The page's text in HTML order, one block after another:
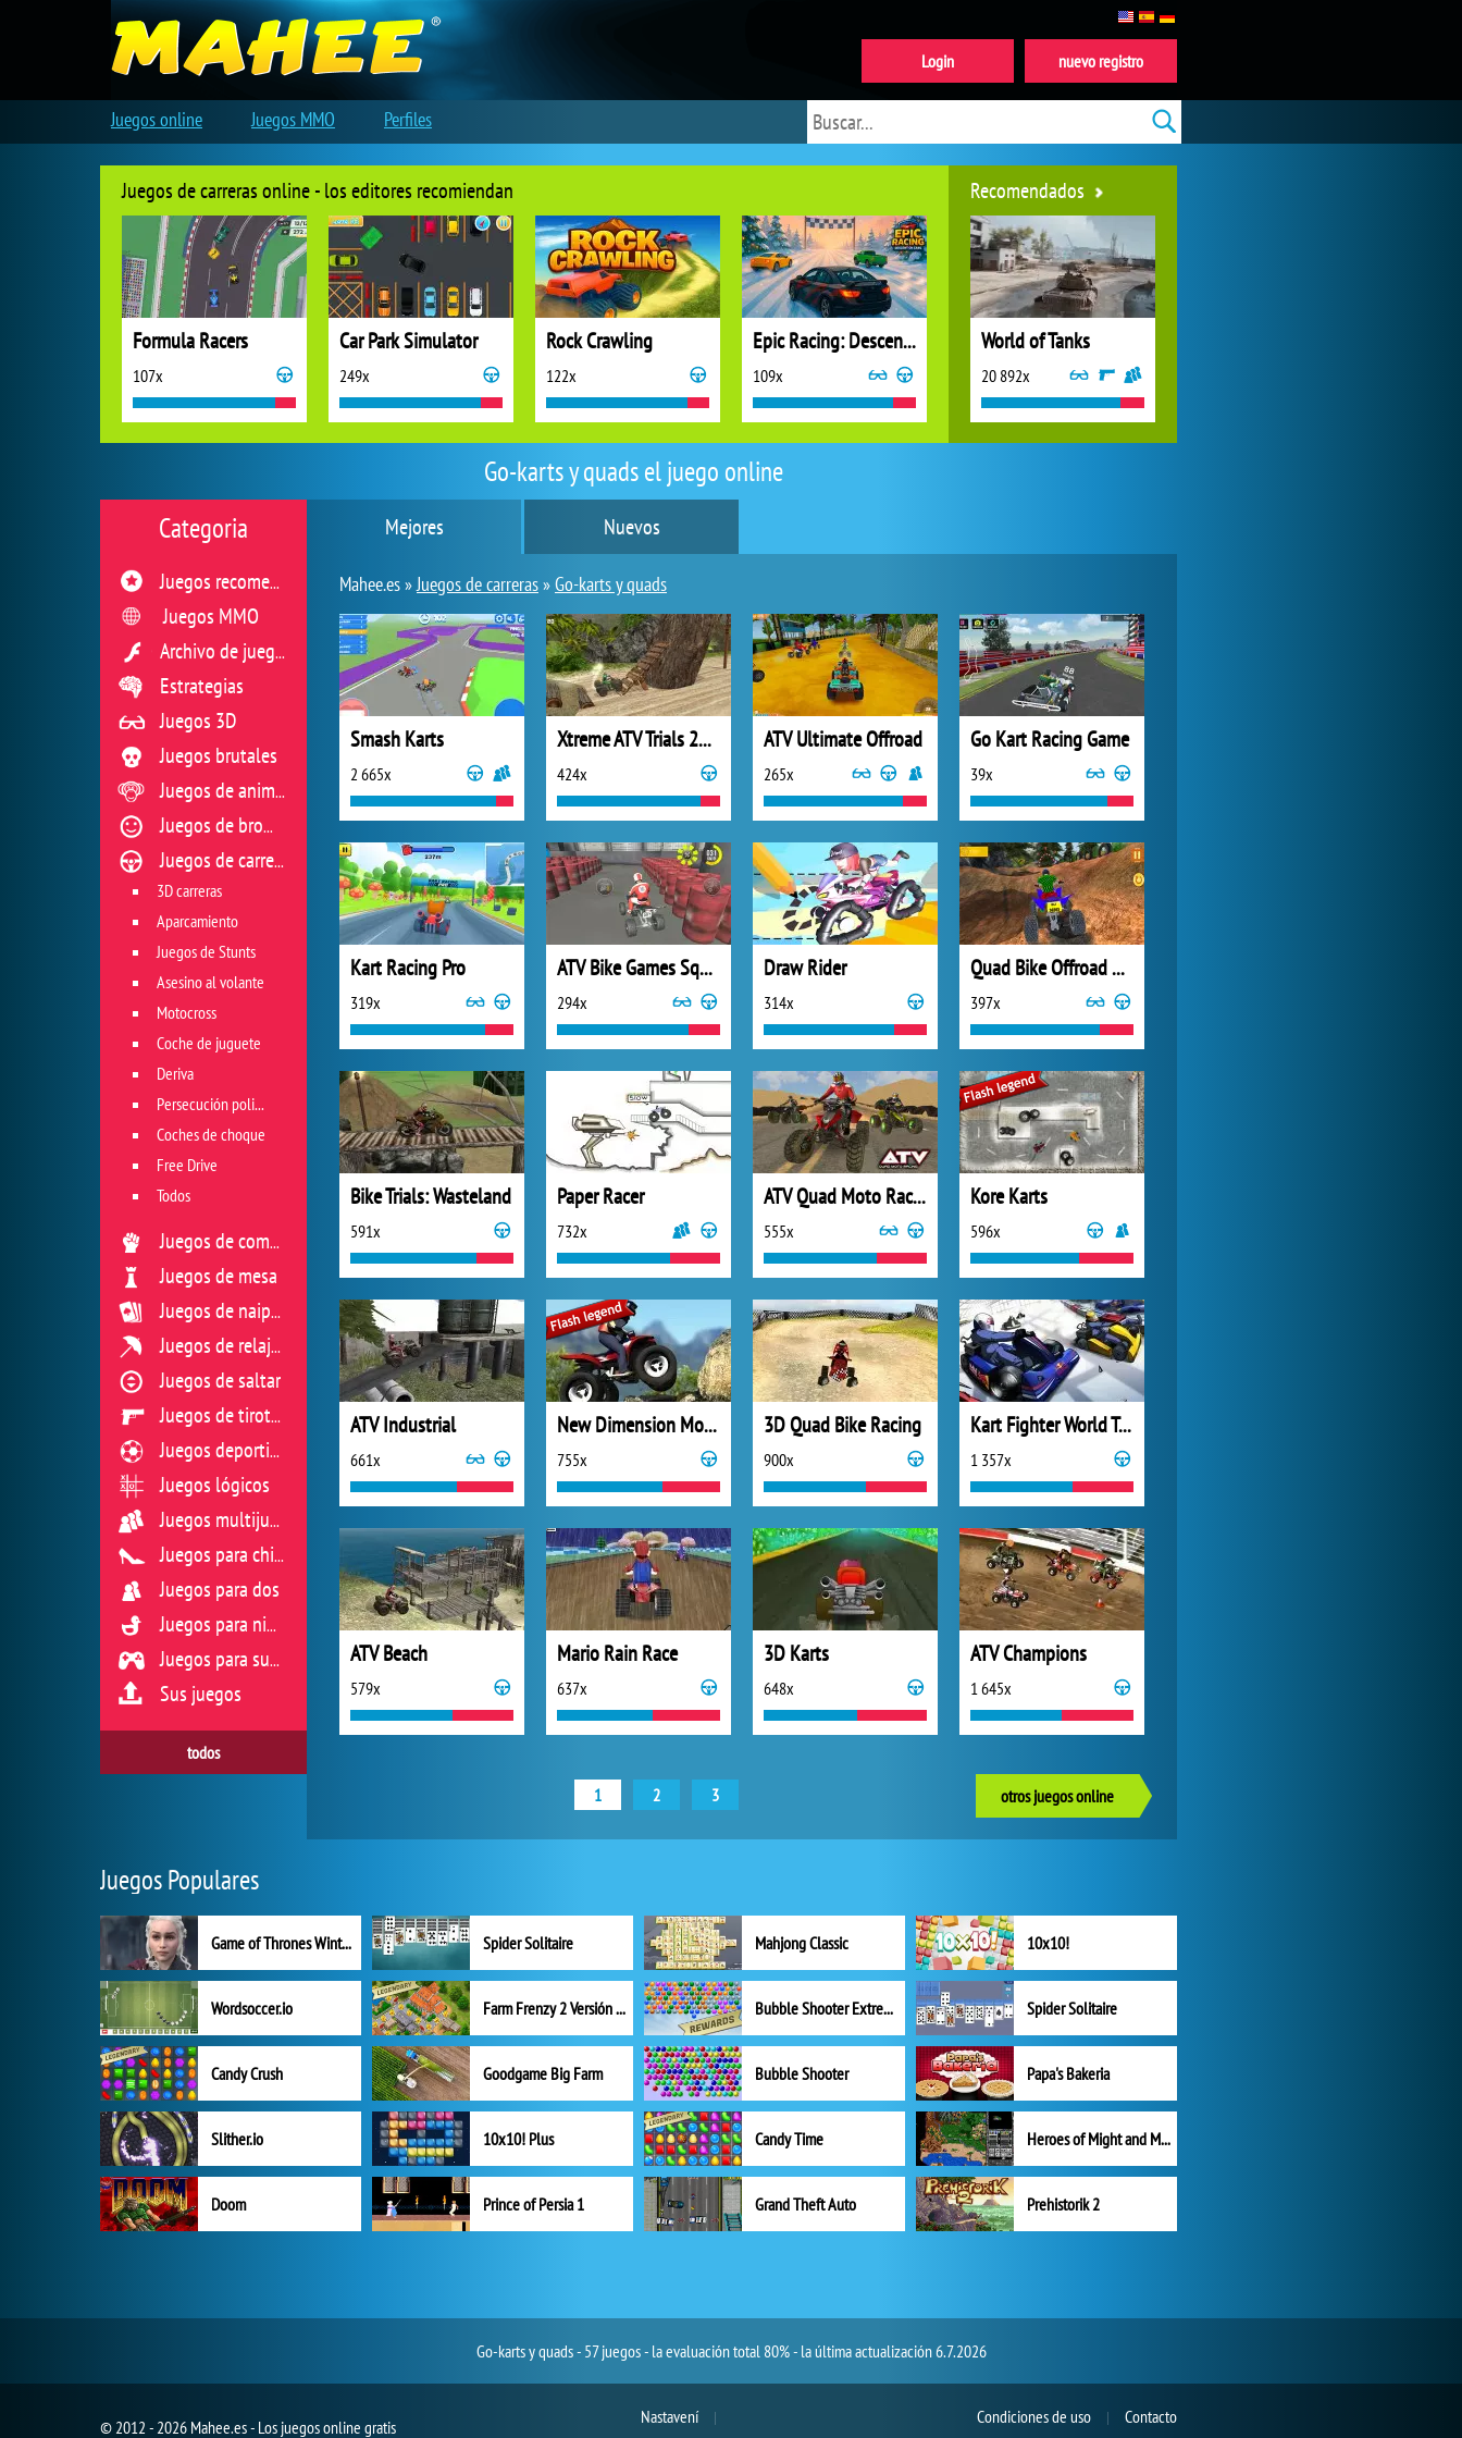
Go-karts y quads el juego online
Mejores Nuevos
Mahee.es »Juegos de carreras»Go-karts y quads
Smash Karts
2 665x
Xtreme ATV Trials 2021
424x
ATV Ultimate Offroad
265x
Go Kart Racing Game
39x
Kart Racing Pro
319x
ATV Bike Games Squad Offroad
294x
Draw Rider
314x
Quad Bike Offroad Racing
397x
Bike Trials: Wasteland
591x
Paper Racer
732x
ATV Quad Moto Racing
555x
Kore Karts
596x
ATV Industrial
661x
New Dimension Mountain ATV
755x
3D Quad Bike Racing
900x
Kart Fighter World Tour
1 357x
ATV Beach
579x
Mario Rain Race
637x
3D Karts
648x
ATV Champions
1 645x
1 2 3 otros juegos online
Categoria
Juegos recomendados
Juegos MMO
Archivo de juegos flash
Estrategias
Juegos 3D
Juegos brutales
Juegos de animales
Juegos de broma
Juegos de carreras
3D carreras
Aparcamiento
Juegos de Stunts
Asesino al volante
Motocross
Coche de juguete
Deriva
Persecución policial
Coches de choque
Free Drive
Todos
Juegos de combate
Juegos de mesa
Juegos de naipes
Juegos de relajación
Juegos de saltar
Juegos de tiroteo
Juegos deportivos
Juegos lógicos
Juegos multijugador
Juegos para chicas
Juegos para dos
Juegos para niños
Juegos para sus reflejos
Sus juegos
todos
Juegos de carreras online - los editores recomiendan
Formula Racers
107x
Car Park Simulator
249x
Rock Crawling
122x
Epic Racing: Descent on Cars
109x
Recomendados
World of Tanks
20 892x
My Free Zoo
Zoo 2: Animal Park
Juegos Populares
Game of Thrones Winter is Coming Spider Solitaire Mahjong Classic 10x10!
Wordsoccer.io Farm Frenzy 2 Versión completa Bubble Shooter Extreme Spider Solitaire
Candy Crush Goodgame Big Farm Bubble Shooter Papa's Bakeria
Slither.io 10x10! Plus Candy Time Heroes of Might and Magic II
Doom Prince of Persia 1 Grand Theft Auto Prehistorik 2
Go-karts y quads - 57 juegos - la evaluación total 80% - la última actualización 6.7.2026
Nastavení
© 2012 - 2026 Mahee.es - Los juegos online gratis Condiciones de uso Contacto
nuevo registro
Login
Juegos online Juegos MMO Perfiles